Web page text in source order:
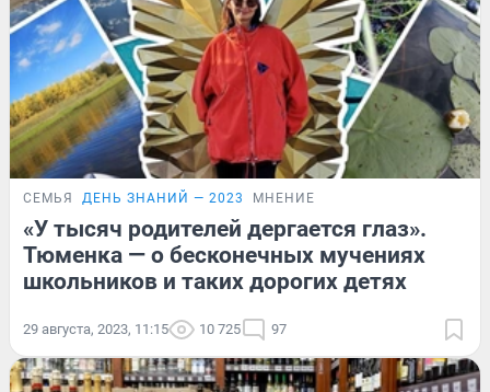
СЕМЬЯ ДЕНЬ ЗНАНИЙ — 2023 МНЕНИЕ
«У тысяч родителей дергается глаз».
Тюменка — о бесконечных мучениях
школьников и таких дорогих детях
29 августа, 2023, 11:15 10 725 97